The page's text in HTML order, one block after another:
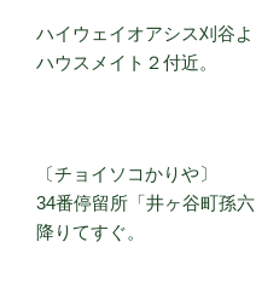
ハイウェイオアシス刈谷
ハウスメイト２付近。
〔チョイソコかりや〕
34番停留所「井ヶ谷町孫六
降りてすぐ。